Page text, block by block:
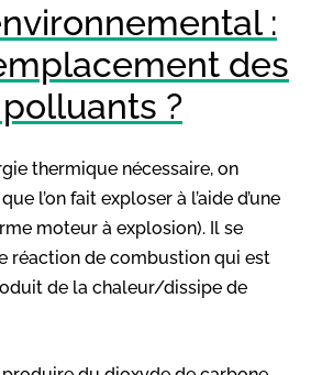
:
des
?
thermique nécessaire, on
l’on fait exploser à l’aide d’une
moteur à explosion). Il se
réaction de combustion qui est
de la chaleur/dissipe de